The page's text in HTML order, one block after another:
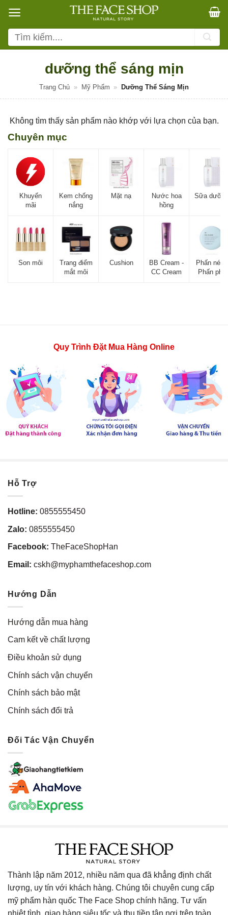
qua
nội
dung
Tìm
kiếm:
dưỡng thể sáng mịn
Trang Chủ » Mỹ Phẩm » Dưỡng Thể Sáng Mịn
Không tìm thấy sản phẩm nào khớp với lựa chọn của bạn.
Chuyên mục
Khuyến
mãi
Kem chống
nắng
Mặt nạ
Nước hoa
hồng
Sữa
Son môi
Trang điểm
mắt môi
Cushion
BB Cream -
CC Cream
Phấn nén -
Phấn phủ
Quy Trình Đặt Mua Hàng Online
Hỗ Trợ
Hotline: 0855555450
Zalo: 0855555450
Facebook: TheFaceShopHan
Email: cskh@myphamthefaceshop.com
Hướng Dẫn
Hướng dẫn mua hàng
Cam kết về chất lượng
Điều khoản sử dụng
Chính sách vận chuyển
Chính sách bảo mật
Chính sách đổi trả
Đối Tác Vận Chuyển
Thành lập năm 2012, nhiều năm qua đã khẳng định chất
lượng, uy tín với khách hàng. Chúng tôi chuyên cung cấp
mỹ phẩm hàn quốc The Face Shop chính hãng. Tư vấn
nhiệt tình, giao hàng siêu tốc và thu tiền tận nơi trên toàn